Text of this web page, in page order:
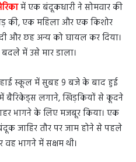
में एक बंदूकधारी ने सोमवार की
की, एक महिला और एक किशोर
और छह अन्य को घायल कर दिया।
में उसे मार डाला।
हाई स्कूल में सुबह 9 बजे के बाद हुई
बैरिकेड्स लगाने, खिड़कियों से कूदने
भागने के लिए मजबूर किया। एक
जाहिर तौर पर जाम होने से पहले
भागने में सक्षम थी।